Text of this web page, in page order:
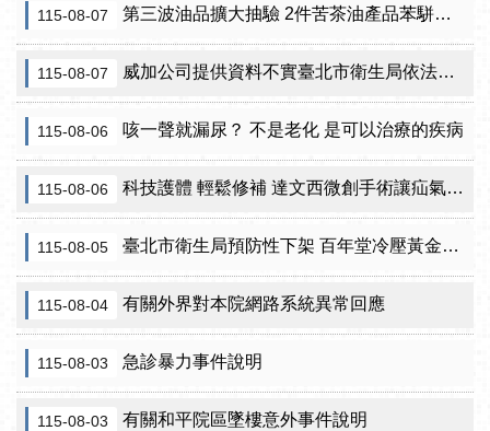
115-08-07 第三波油品擴大抽驗 2件苦茶油產品苯駢芘超標 前已要求預防性下架
115-08-07 威加公司提供資料不實臺北市衛生局依法重罰300萬元 續查苦茶油及原料下游
115-08-06 咳一聲就漏尿？ 不是老化 是可以治療的疾病
115-08-06 科技護體 輕鬆修補 達文西微創手術讓疝氣治療更精準
115-08-05 臺北市衛生局預防性下架 百年堂冷壓黃金苦茶油產品
115-08-04 有關外界對本院網路系統異常回應
115-08-03 急診暴力事件說明
115-08-03 有關和平院區墜樓意外事件說明